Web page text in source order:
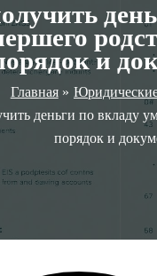
и
Главная
деньги по вкладу
порядок и